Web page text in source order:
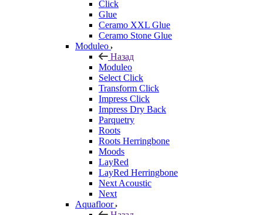
Click
Glue
Ceramo XXL Glue
Ceramo Stone Glue
Moduleo
Назад
Moduleo
Select Click
Transform Click
Impress Click
Impress Dry Back
Parquetry
Roots
Roots Herringbone
Moods
LayRed
LayRed Herringbone
Next Acoustic
Next
Aquafloor